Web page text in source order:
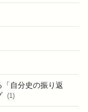
自分史の振り返
(1)